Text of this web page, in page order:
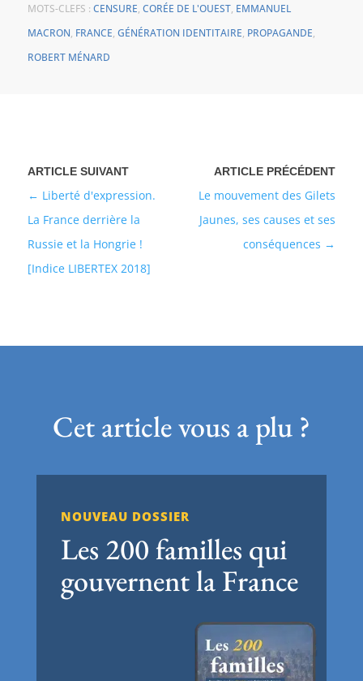
MOTS-CLEFS : CENSURE, CORÉE DE L'OUEST, EMMANUEL
MACRON, FRANCE, GÉNÉRATION IDENTITAIRE, PROPAGANDE,
ROBERT MÉNARD
Le mouvement des Gilets
Jaunes, ses causes et ses
conséquences
Liberté d'expression.
La France derrière la
Russie et la Hongrie !
[Indice LIBERTEX 2018]
Cet article vous a plu ?
NOUVEAU DOSSIER
Les 200 familles qui
gouvernent la France